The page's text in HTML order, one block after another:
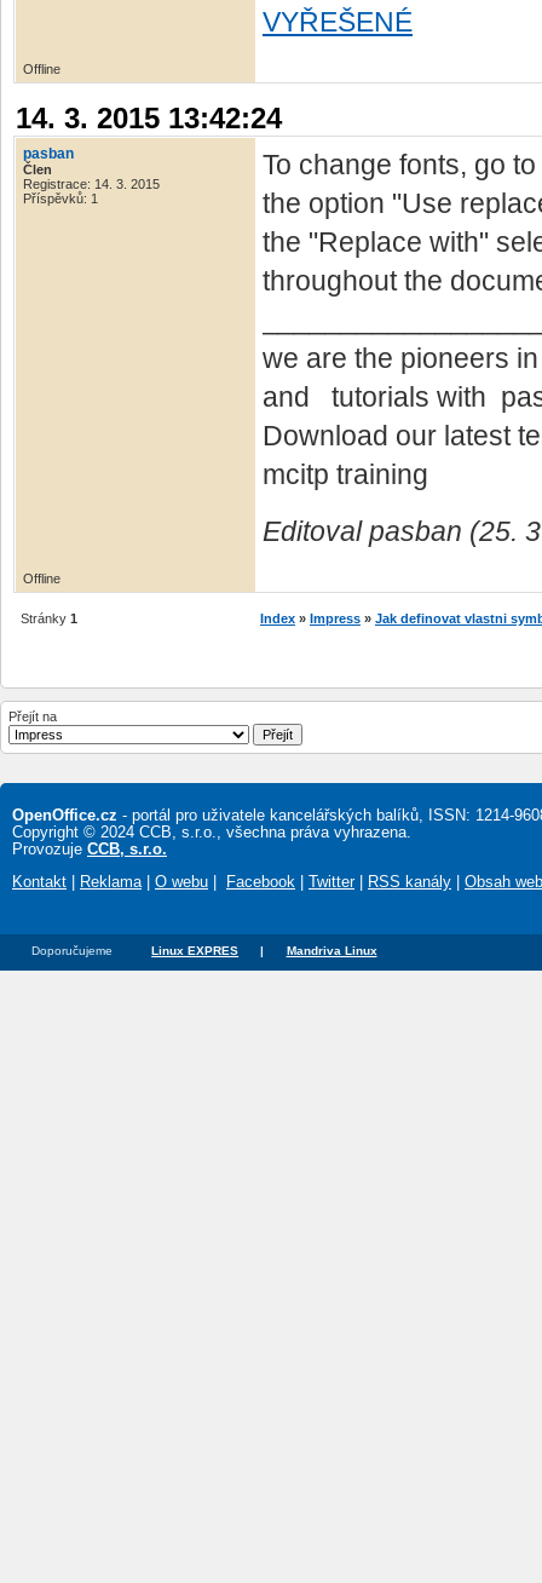
VYŘEŠENÉ
Offline
14. 3. 2015 13:42:24
pasban
Člen
Registrace: 14. 3. 2015
Příspěvků: 1
To change fonts, go
the option "Use
the "Replace with"
throughout the
we are the pioneers
and tutorials with
Download our
mcitp training
Editoval pasban (25.
Offline
Stránky 1 Index » Impress » Jak definovat vlastni
Přejít na
OpenOffice.cz - portál pro uživatele kancelářských balíků, ISSN: 1214-
Copyright © 2024 CCB, s.r.o., všechna práva vyhrazena.
Provozuje CCB, s.r.o.
Kontakt
Reklama| O webu Facebook Twitter| RSS kanály Obsah
Doporučujeme Linux EXPRES | Mandriva Linux